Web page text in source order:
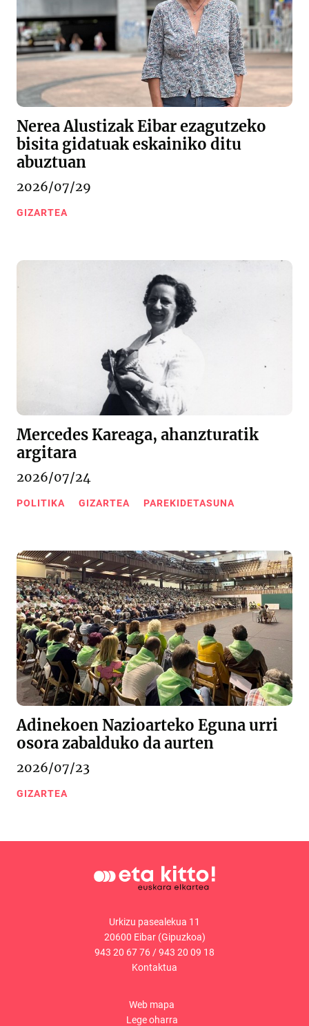
Nerea Alustizak Eibar ezagutzeko
bisita gidatuak eskainiko ditu
abuztuan
2026/07/29
GIZARTEA
Mercedes Kareaga, ahanzturatik
argitara
2026/07/24
POLITIKA GIZARTEA PAREKIDETASUNA
Adinekoen Nazioarteko Eguna urri
osora zabalduko da aurten
2026/07/23
GIZARTEA
Urkizu pasealekua 11
20600 Eibar (Gipuzkoa)
943 20 67 76/943 20 09 18
Kontaktua
Web mapa
Lege oharra